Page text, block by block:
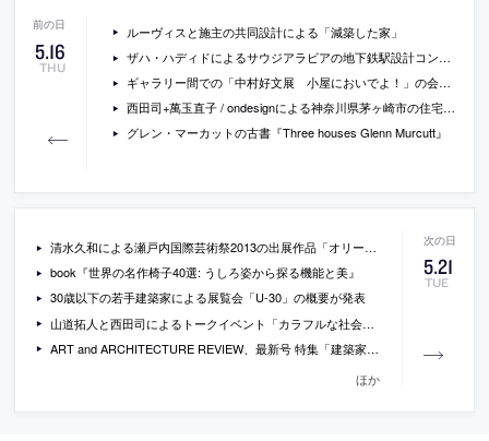
5.16
THU
ルーヴィスと施主の共同設計による「減築した家」
ザハ・ハディドによるサウジアラビアの地下鉄駅設計コンペの勝利案の画像
ギャラリー間での「中村好文展 小屋においでよ！」の会場写真
西田司+萬玉直子 / ondesignによる神奈川県茅ヶ崎市の住宅「生活のうえのひと屋根」の写真
グレン・マーカットの古書『Three houses Glenn Murcutt』
5.21
TUE
清水久和による瀬戸内国際芸術祭2013の出展作品「オリーブのリーゼント」
book『世界の名作椅子40選: うしろ姿から探る機能と美』
30歳以下の若手建築家による展覧会「U-30」の概要が発表
山道拓人と西田司によるトークイベント「カラフルな社会構築を目指して」が代官山ヒルサイドテラスで開催
ART and ARCHITECTURE REVIEW、最新号 特集「建築家のナナロク世代」
ほか